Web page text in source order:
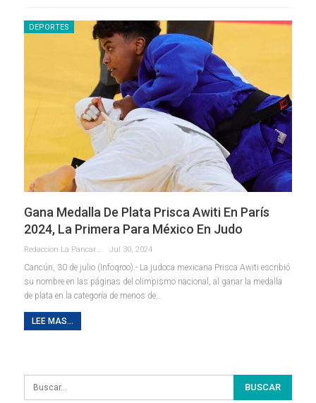
DEPORTES
Gana Medalla De Plata Prisca Awiti En París
2024, La Primera Para México En Judo
Redaccion La Pancarta De Quintana Roo Jul 30, 2024
Cancún, 30 de julio (Infoqroo).- La judoca mexicana Prisca Awiti escribió
su nombre en las páginas del olimpismo nacional, al ganar la medalla
de plata en la categoría de menos de…
LEE MAS...